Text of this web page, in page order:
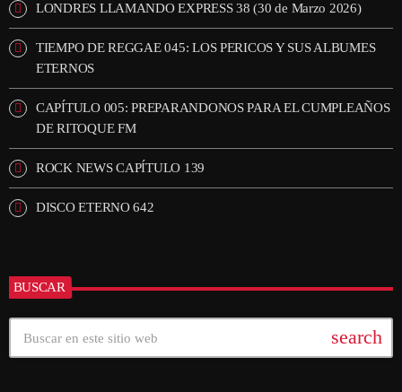
LONDRES LLAMANDO EXPRESS 38 (30 de Marzo 2026)
TIEMPO DE REGGAE 045: LOS PERICOS Y SUS ALBUMES
ETERNOS
CAPÍTULO 005: PREPARANDONOS PARA EL CUMPLEAÑOS
DE RITOQUE FM
ROCK NEWS CAPÍTULO 139
DISCO ETERNO 642
BUSCAR
search